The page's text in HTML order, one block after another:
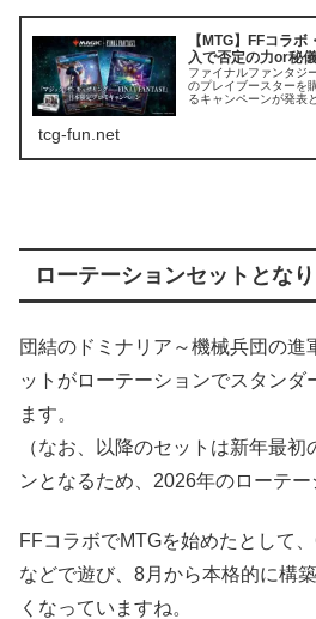
【MTG】FFコラ
入で否定の力or秘
ファイナルファンタジ
のプレイブースターを
るキャンペーンが発表
tcg-fun.net
ローテーションセットとな
団結のドミナリア～機械兵団の進
ットがローテーションでスタンダ
ます。
（なお、以降のセットは新年最
ンとなるため、2026年のローテー
FFコラボでMTGを始めたとして
などで遊び、8月から本格的に構
くなっていますね。